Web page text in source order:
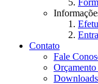
Contato
Fale
Downloads